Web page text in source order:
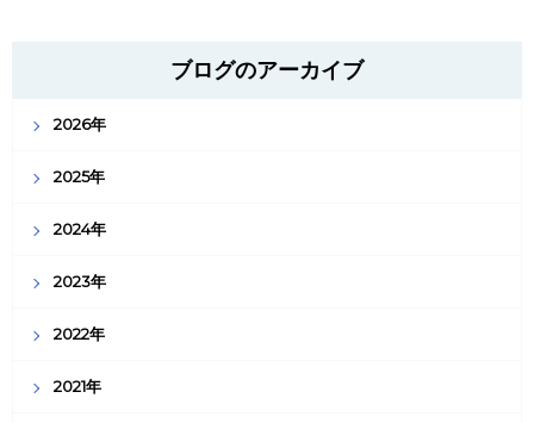
ブログのアーカイブ
2026年
2025年
2024年
2023年
2022年
2021年